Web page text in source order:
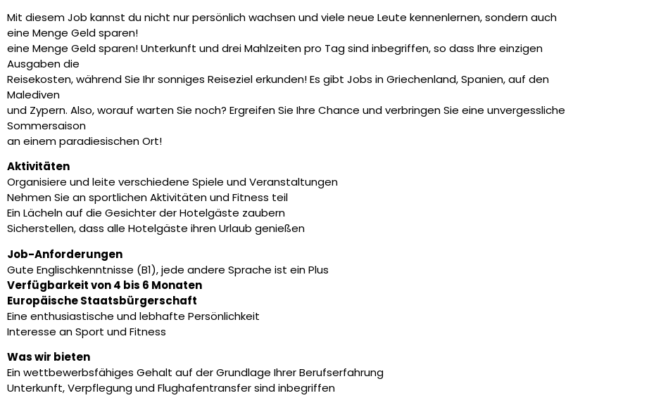
Mit diesem Job kannst du nicht nur persönlich wachsen und viele neue Leute kennenlernen, sondern auch
eine Menge Geld sparen!
eine Menge Geld sparen! Unterkunft und drei Mahlzeiten pro Tag sind inbegriffen, so dass Ihre einzigen
Ausgaben die
Reisekosten, während Sie Ihr sonniges Reiseziel erkunden! Es gibt Jobs in Griechenland, Spanien, auf den
Malediven
und Zypern. Also, worauf warten Sie noch? Ergreifen Sie Ihre Chance und verbringen Sie eine unvergessliche
Sommersaison
an einem paradiesischen Ort!
Aktivitäten
Organisiere und leite verschiedene Spiele und Veranstaltungen
Nehmen Sie an sportlichen Aktivitäten und Fitness teil
Ein Lächeln auf die Gesichter der Hotelgäste zaubern
Sicherstellen, dass alle Hotelgäste ihren Urlaub genießen
Job-Anforderungen
Gute Englischkenntnisse (B1), jede andere Sprache ist ein Plus
Verfügbarkeit von 4 bis 6 Monaten
Europäische Staatsbürgerschaft
Eine enthusiastische und lebhafte Persönlichkeit
Interesse an Sport und Fitness
Was wir bieten
Ein wettbewerbsfähiges Gehalt auf der Grundlage Ihrer Berufserfahrung
Unterkunft, Verpflegung und Flughafentransfer sind inbegriffen